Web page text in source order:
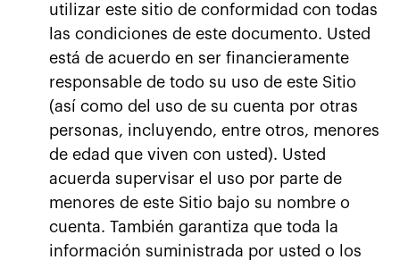
utilizar este sitio de conformidad con todas
las condiciones de este documento. Usted
está de acuerdo en ser financieramente
responsable de todo su uso de este Sitio
(así como del uso de su cuenta por otras
personas, incluyendo, entre otros, menores
de edad que viven con usted). Usted
acuerda supervisar el uso por parte de
menores de este Sitio bajo su nombre o
cuenta. También garantiza que toda la
información suministrada por usted o los